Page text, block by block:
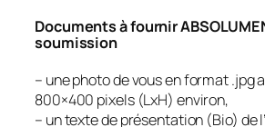
Documents à fournir
soumission
– une photo de vous en format .jpg
800×400 pixels (LxH) environ,
– un texte de présentation (Bio) de